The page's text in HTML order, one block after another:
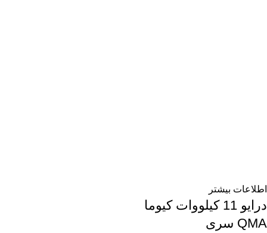
اطلاعات بیشتر
درایو 11 کیلووات کیوما
QMA سری